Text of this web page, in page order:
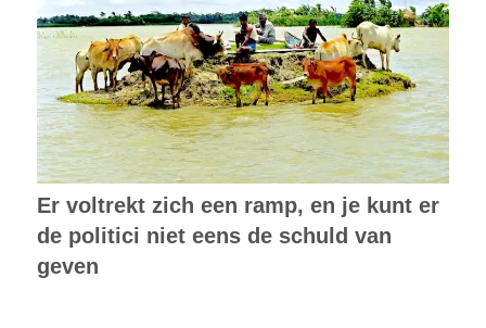
Er voltrekt zich een ramp, en je kunt er
de politici niet eens de schuld van
geven